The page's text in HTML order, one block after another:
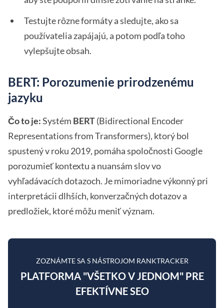
Testujte rôzne formáty a sledujte, ako sa
používatelia zapájajú, a potom podľa toho
vylepšujte obsah.
BERT: Porozumenie prirodzenému
jazyku
Čo to je:Systém BERT(Bidirectional Encoder
Representations from Transformers), ktorý bol
spustený v roku 2019, pomáha spoločnosti Google
porozumieť kontextu a nuansám slov vo
vyhľadávacích dotazoch. Je mimoriadne výkonný pri
interpretácii dlhších, konverzačných dotazov a
predložiek, ktoré môžu meniť význam.
ZOZNÁMTE SA S NÁSTROJOM RANKTRACKER
PLATFORMA "VŠETKO V JEDNOM" PRE
EFEKTÍVNE SEO